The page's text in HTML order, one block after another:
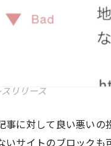
リリース
事に対して良い悪いの
いサイトのブロックも